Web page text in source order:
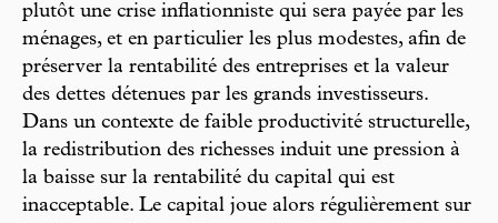
plutôt une crise inflationniste qui sera payée par les
ménages, et en particulier les plus modestes, afin de
préserver la rentabilité des entreprises et la valeur
des dettes détenues par les grands investisseurs.
Dans un contexte de faible productivité structurelle,
la redistribution des richesses induit une pression à
la baisse sur la rentabilité du capital qui est
inacceptable. Le capital joue alors régulièrement sur